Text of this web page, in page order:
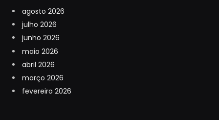
agosto 2026
julho 2026
junho 2026
maio 2026
abril 2026
março 2026
fevereiro 2026